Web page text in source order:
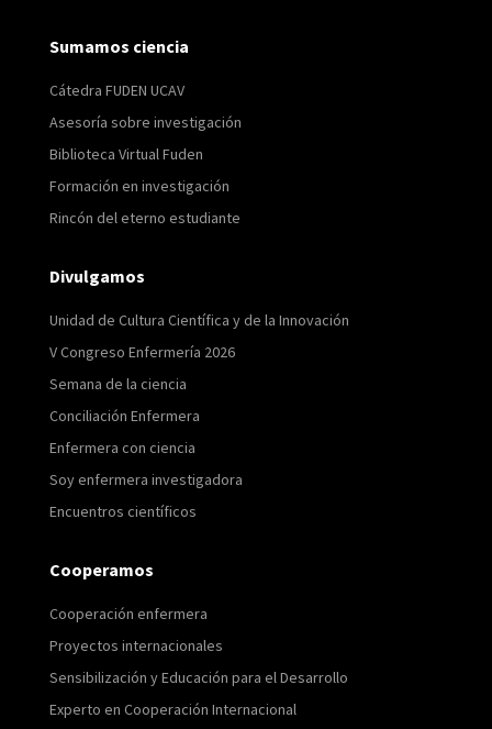
Sumamos ciencia
Cátedra FUDEN UCAV
Asesoría sobre investigación
Biblioteca Virtual Fuden
Formación en investigación
Rincón del eterno estudiante
Divulgamos
Unidad de Cultura Científica y de la Innovación
V Congreso Enfermería 2026
Semana de la ciencia
Conciliación Enfermera
Enfermera con ciencia
Soy enfermera investigadora
Encuentros científicos
Cooperamos
Cooperación enfermera
Proyectos internacionales
Sensibilización y Educación para el Desarrollo
Experto en Cooperación Internacional